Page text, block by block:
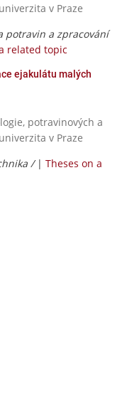
v Praze
potravin a zpracování
related topic
ejakulátu malých
potravinových a
v Praze
/ | Theses on a